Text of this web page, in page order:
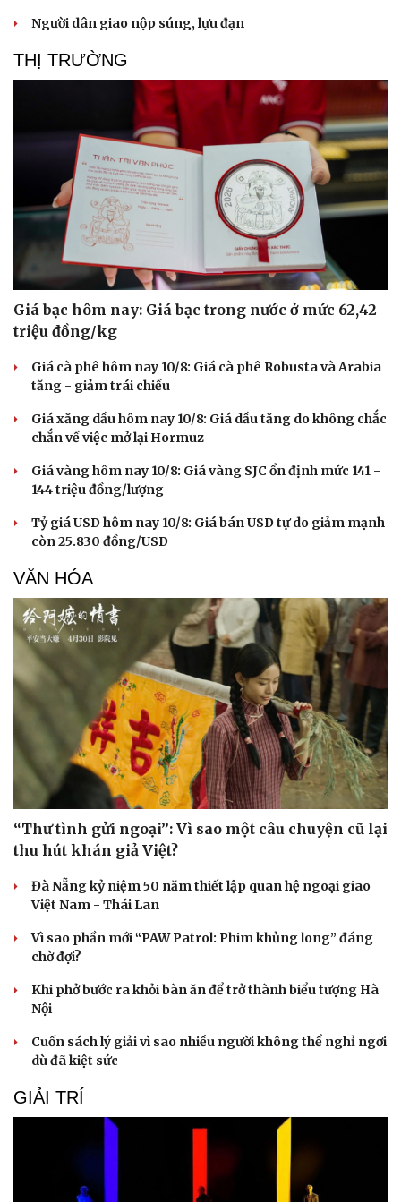
Du lịch
Săn Tour
check-in
Đọc truyện đêm khuya
Hạt giống tâm hồn
Người dân giao nộp súng, lựu đạn
THỊ TRƯỜNG
Giá bạc hôm nay: Giá bạc trong nước ở mức 62,42
triệu đồng/kg
Giá cà phê hôm nay 10/8: Giá cà phê Robusta và Arabia
tăng - giảm trái chiều
Giá xăng dầu hôm nay 10/8: Giá dầu tăng do không chắc
chắn về việc mở lại Hormuz
Giá vàng hôm nay 10/8: Giá vàng SJC ổn định mức 141 -
144 triệu đồng/lượng
Tỷ giá USD hôm nay 10/8: Giá bán USD tự do giảm mạnh
còn 25.830 đồng/USD
VĂN HÓA
“Thư tình gửi ngoại”: Vì sao một câu chuyện cũ lại
thu hút khán giả Việt?
Đà Nẵng kỷ niệm 50 năm thiết lập quan hệ ngoại giao
Việt Nam - Thái Lan
Vì sao phần mới “PAW Patrol: Phim khủng long” đáng
chờ đợi?
Khi phở bước ra khỏi bàn ăn để trở thành biểu tượng Hà
Nội
Cuốn sách lý giải vì sao nhiều người không thể nghỉ ngơi
dù đã kiệt sức
GIẢI TRÍ